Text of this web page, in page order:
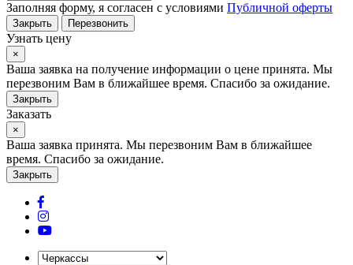
Заполняя форму, я согласен с условиями Публичной оферты
Закрыть Перезвонить
Узнать цену
×
Ваша заявка на получение информации о цене принята. Мы
перезвоним Вам в ближайшее время. Спасибо за ожидание.
Закрыть
Заказать
×
Ваша заявка принята. Мы перезвоним Вам в ближайшее
время. Спасибо за ожидание.
Закрыть